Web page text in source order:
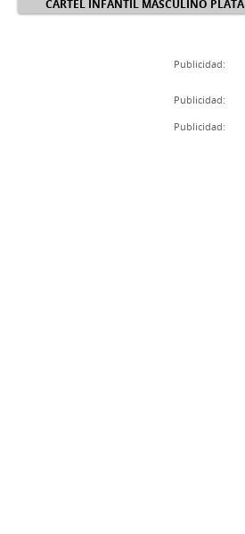
CARTEL INFANTIL MASCULINO PLATA
Publicidad:
Publicidad:
Publicidad: